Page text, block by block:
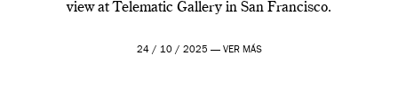
view at Telematic Gallery in San Francisco.
24 / 10 / 2025 — VER MÁS